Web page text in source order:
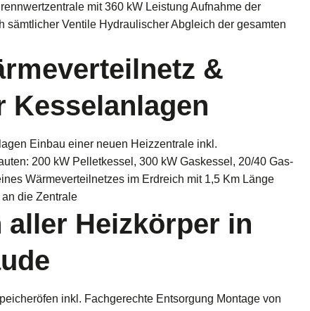
mit 360 kW Leistung Aufnahme der
sämtlicher Ventile Hydraulischer Abgleich der gesamten
&
Kesselanlagen
Einbau einer neuen Heizzentrale inkl.
200 kW Pelletkessel, 300 kW Gaskessel, 20/40 Gas-
Wärmeverteilnetzes im Erdreich mit 1,5 Km Länge
die Zentrale
aller Heizkörper in
inkl. Fachgerechte Entsorgung Montage von